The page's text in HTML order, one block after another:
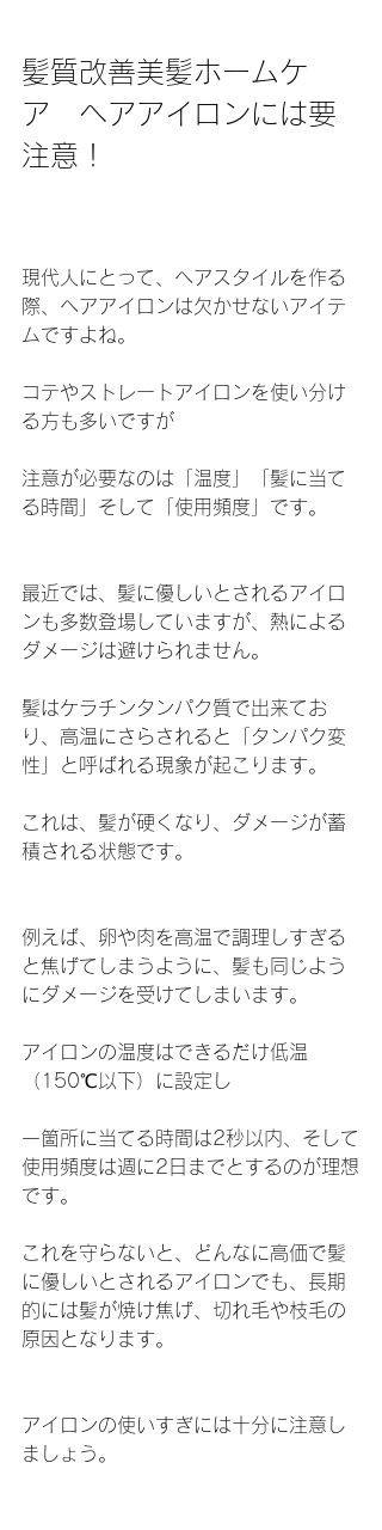
髪質改善美髪ホームケ
ア　ヘアアイロンには要
注意！
現代人にとって、ヘアスタイルを作る
際、ヘアアイロンは欠かせないアイテ
ムですよね。
コテやストレートアイロンを使い分け
る方も多いですが
注意が必要なのは「温度」「髪に当て
る時間」そして「使用頻度」です。
最近では、髪に優しいとされるアイロ
ンも多数登場していますが、熱による
ダメージは避けられません。
髪はケラチンタンパク質で出来てお
り、高温にさらされると「タンパク変
性」と呼ばれる現象が起こります。
これは、髪が硬くなり、ダメージが蓄
積される状態です。
例えば、卵や肉を高温で調理しすぎる
と焦げてしまうように、髪も同じよう
にダメージを受けてしまいます。
アイロンの温度はできるだけ低温
（150℃以下）に設定し
一箇所に当てる時間は2秒以内、そして
使用頻度は週に2日までとするのが理想
です。
これを守らないと、どんなに高価で髪
に優しいとされるアイロンでも、長期
的には髪が焼け焦げ、切れ毛や枝毛の
原因となります。
アイロンの使いすぎには十分に注意し
ましょう。